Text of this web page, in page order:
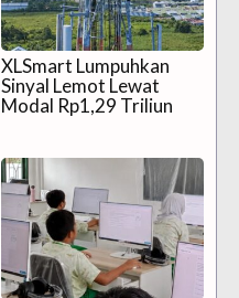
XLSmart Lumpuhkan
Sinyal Lemot Lewat
Modal Rp1,29 Triliun